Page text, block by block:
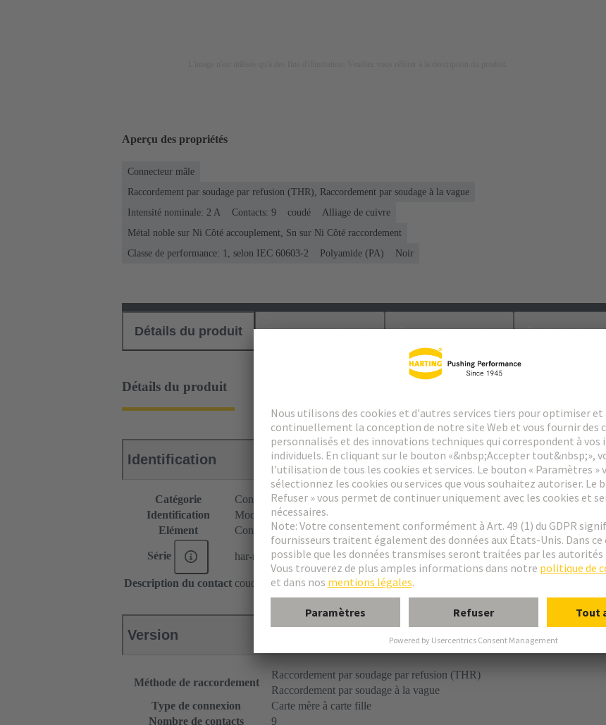
Aperçu des propriétés
Connecteur mâle
Raccordement par soudage par refusion (THR), Raccordement par soudage à la vague
Intensité nominale: ‌2 A
Contacts: 9 coudé
Alliage de cuivre
Métal noble sur Ni Côté accouplement, Sn sur Ni Côté raccordement
Classe de performance: 1, selon IEC 60603-2
Polyamide (PA) Noir
Détails du produit Téléchargements Produits assortis Distributeurs
Détails du produit
Identification
Catégorie
Connecteurs
Identification
Module C9
Elément
Connecteur mâle
Série har-modular®
Description du contact coudé
Version
Méthode de raccordement
Raccordement par soudage par refusion (THR)
Raccordement par soudage à la vague
Type de connexion
Carte mère à carte fille
Nombre de contacts
9